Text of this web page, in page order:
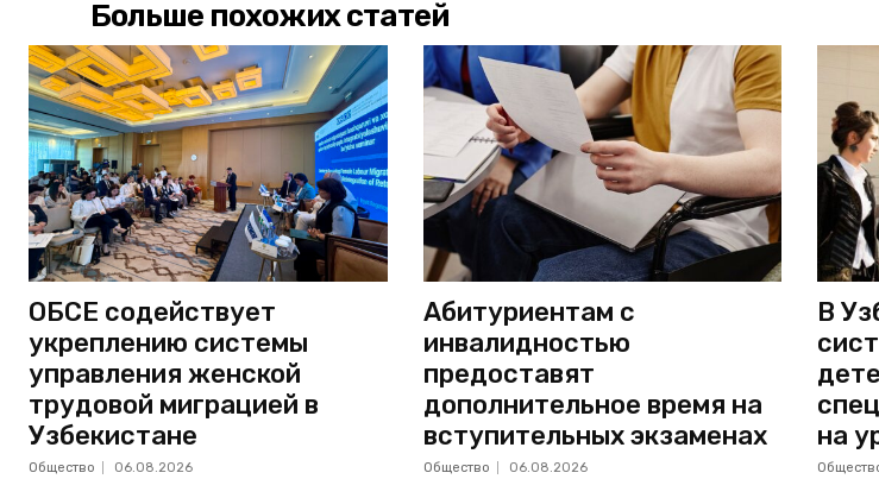
Больше похожих статей
ОБСЕ содействует
укреплению системы
управления женской
трудовой миграцией в
Узбекистане
Общество 06.08.2026
Абитуриентам с
инвалидностью
предоставят
дополнительное время на
вступительных экзаменах
Общество 06.08.2026
В
на